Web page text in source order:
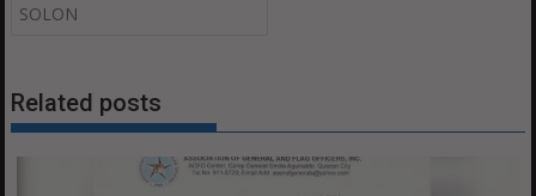
SOLON
Related posts